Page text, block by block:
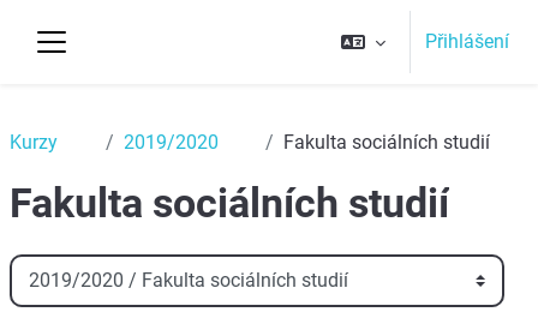
Přihlášení
Kurzy 2019/2020 Fakulta sociálních studií
Fakulta sociálních studií
Kategorie kurzů